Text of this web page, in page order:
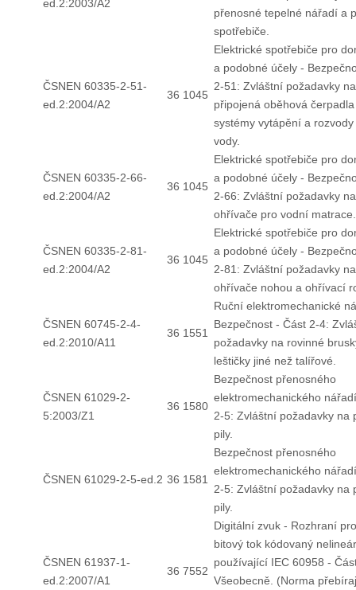
ed.2:2003/A2
přenosné tepelné nářadí a
spotřebiče.
ČSNEN 60335-2-51-
ed.2:2004/A2
36 1045
Elektrické spotřebiče pro
a podobné účely -
2-51: Zvláštní požadavky
připojená oběhová
systémy vytápění a
vody.
ČSNEN 60335-2-66-
ed.2:2004/A2
36 1045
Elektrické spotřebiče pro
a podobné účely -
2-66: Zvláštní požadavky na
ohřívače pro vodní matrace.
ČSNEN 60335-2-81-
ed.2:2004/A2
36 1045
Elektrické spotřebiče pro
a podobné účely -
2-81: Zvláštní požadavky na
ohřívače nohou a ohřívací
ČSNEN 60745-2-4-
ed.2:2010/A11
36 1551
Ruční elektromechanické
Bezpečnost - Část 2-4:
požadavky na rovinné
leštičky jiné než talířové.
ČSNEN 61029-2-
5:2003/Z1
36 1580
Bezpečnost přenosného
elektromechanického
2-5: Zvláštní požadavky na
pily.
ČSNEN 61029-2-5-ed.2 36 1581
Bezpečnost přenosného
elektromechanického
2-5: Zvláštní požadavky na
pily.
ČSNEN 61937-1-
ed.2:2007/A1
36 7552
Digitální zvuk - Rozhraní
bitový tok kódovaný
používající IEC 60958 -
Všeobecně. (Norma